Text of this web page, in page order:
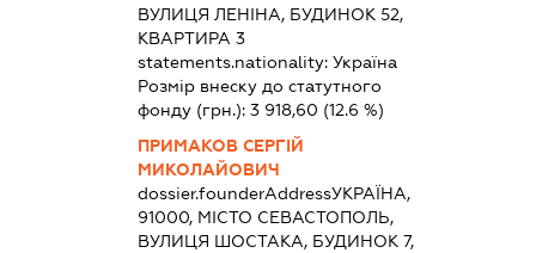
ВУЛИЦЯ ЛЕНІНА, БУДИНОК 52,
КВАРТИРА 3
statements.nationality: Україна
Розмір внеску до статутного
фонду (грн.): 3 918,60 (12.6 %)
ПРИМАКОВ СЕРГІЙ
МИКОЛАЙОВИЧ
dossier.founderAddressУКРАЇНА,
91000, МІСТО СЕВАСТОПОЛЬ,
ВУЛИЦЯ ШОСТАКА, БУДИНОК 7,